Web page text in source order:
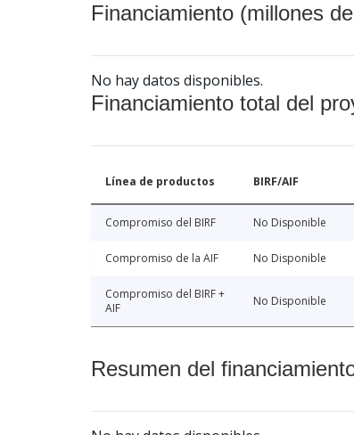
Financiamiento (millones
No hay datos disponibles.
Financiamiento total del
Línea de productos BIRF/AIF
Compromiso del BIRF No Disponible
Compromiso de la AIF No Disponible
Compromiso del BIRF +
AIF
No Disponible
Resumen del